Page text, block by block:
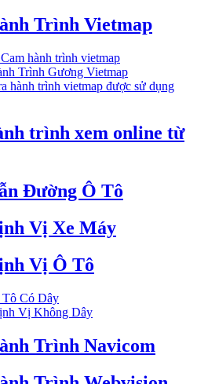
Trình Vietmap
hành trình vietmap
Trình Gương Vietmap
hành trình vietmap được sử dụng
trình xem online từ
Đường Ô Tô
Vị Xe Máy
Vị Ô Tô
Có Dây
Vị Không Dây
Trình Navicom